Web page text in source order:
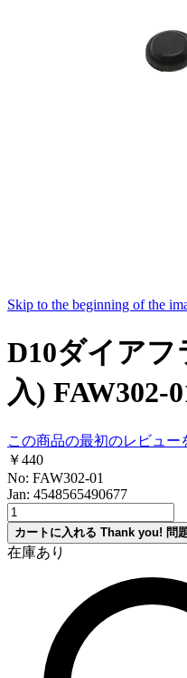
Skip to the beginning of the
D10ダイア
入) FAW302-
この商品の最初のレビュー
￥440
No: FAW302-01
Jan: 4548565490677
カートに入れる Thank you! 問
在庫あり